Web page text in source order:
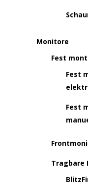
Monitore
Fest
Fest
Fest
Tragbare